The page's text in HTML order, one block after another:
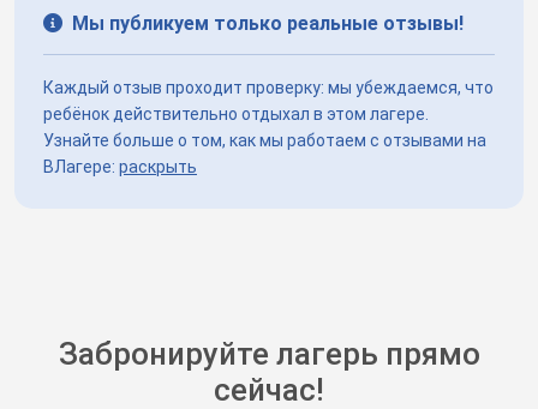
Мы публикуем только реальные отзывы!
Каждый отзыв проходит проверку: мы убеждаемся, что
ребёнок действительно отдыхал в этом лагере.
Узнайте больше о том, как мы работаем с отзывами на
ВЛагере: раскрыть
Забронируйте лагерь прямо
сейчас!